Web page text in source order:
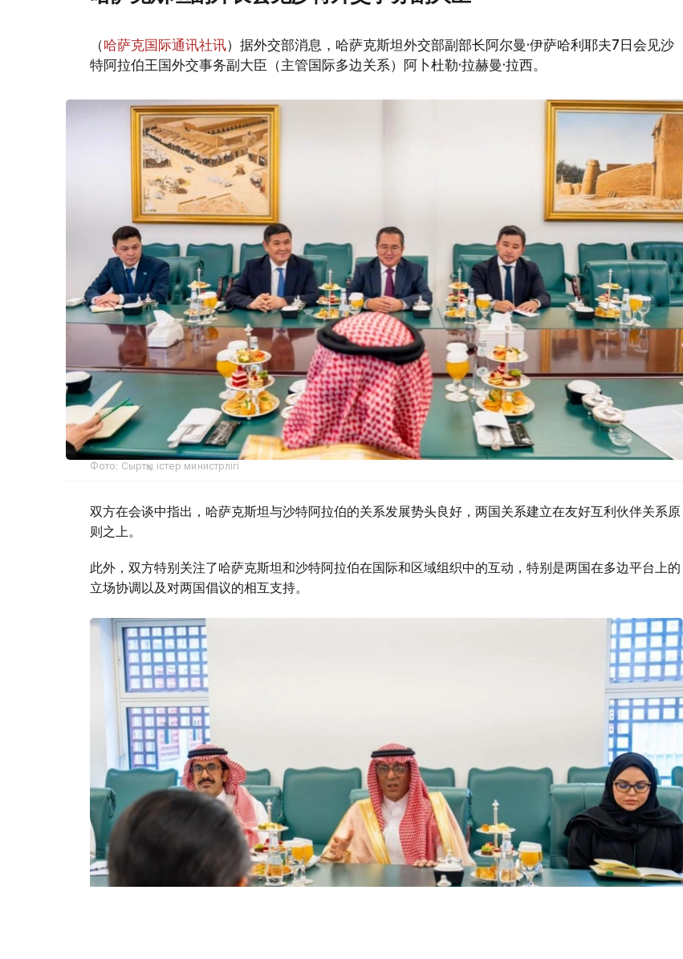
（哈萨克国际通讯社讯）据外交部消息，哈萨克斯坦外交部副部长阿尔曼·伊萨哈利耶夫7日会见沙
特阿拉伯王国外交事务副大臣（主管国际多边关系）阿卜杜勒·拉赫曼·拉西。
Фото: Сыртқы істер министрлігі
双方在会谈中指出，哈萨克斯坦与沙特阿拉伯的关系发展势头良好，两国关系建立在友好互利伙伴关系原
则之上。
此外，双方特别关注了哈萨克斯坦和沙特阿拉伯在国际和区域组织中的互动，特别是两国在多边平台上的
立场协调以及对两国倡议的相互支持。